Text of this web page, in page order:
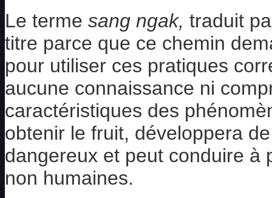
Le terme sang ngak, traduit
titre parce que ce chemin
pour utiliser ces pratiques
aucune connaissance ni
caractéristiques des
obtenir le fruit, développera
dangereux et peut conduire à
non humaines.